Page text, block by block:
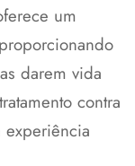
um
darem vida
contra